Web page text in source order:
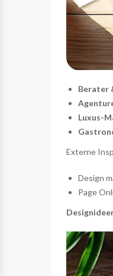
Berater
Luxus-
Externe
Design
Page